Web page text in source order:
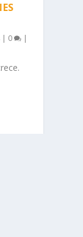
| 0 |